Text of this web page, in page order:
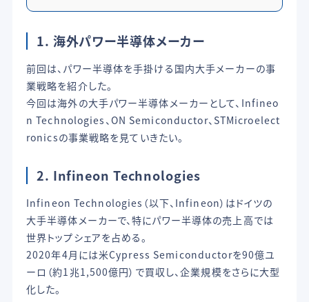
1. 海外パワー半導体メーカー
前回は、パワー半導体を手掛ける国内大手メーカーの事
業戦略を紹介した。
今回は海外の大手パワー半導体メーカーとして、Infineo
n Technologies、ON Semiconductor、STMicroelect
ronicsの事業戦略を見ていきたい。
2. Infineon Technologies
Infineon Technologies（以下、Infineon）はドイツの
大手半導体メーカーで、特にパワー半導体の売上高では
世界トップシェアを占める。
2020年4月には米Cypress Semiconductorを90億ユ
ーロ（約1兆1,500億円）で買収し、企業規模をさらに大型
化した。